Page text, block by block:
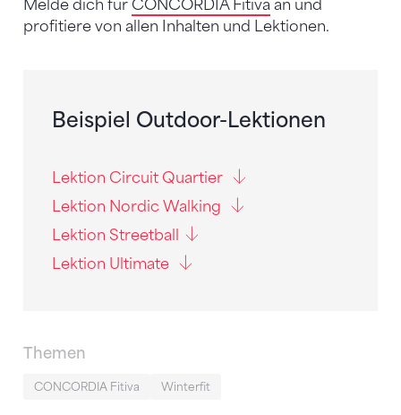
Melde dich für CONCORDIA Fitiva an und
profitiere von allen Inhalten und Lektionen.
Beispiel Outdoor-Lektionen
Lektion Circuit Quartier
Lektion Nordic Walking
Lektion Streetball
Lektion Ultimate
Themen
CONCORDIA Fitiva Winterfit